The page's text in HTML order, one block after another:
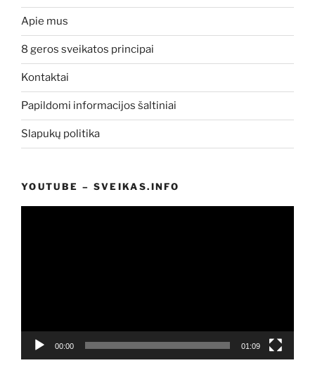
Apie mus
8 geros sveikatos principai
Kontaktai
Papildomi informacijos šaltiniai
Slapukų politika
YOUTUBE – SVEIKAS.INFO
00:00 01:09